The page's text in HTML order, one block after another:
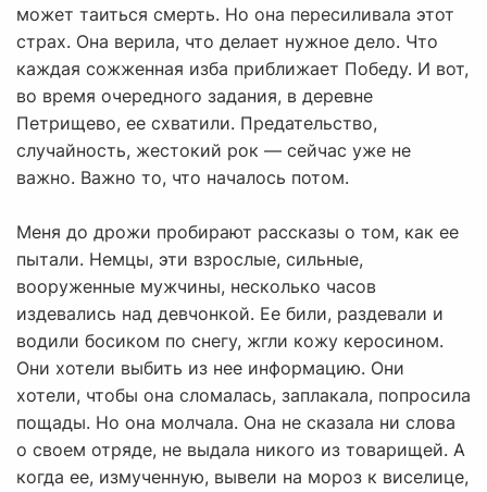
может таиться смерть. Но она пересиливала этот
страх. Она верила, что делает нужное дело. Что
каждая сожженная изба приближает Победу. И вот,
во время очередного задания, в деревне
Петрищево, ее схватили. Предательство,
случайность, жестокий рок — сейчас уже не
важно. Важно то, что началось потом.
Меня до дрожи пробирают рассказы о том, как ее
пытали. Немцы, эти взрослые, сильные,
вооруженные мужчины, несколько часов
издевались над девчонкой. Ее били, раздевали и
водили босиком по снегу, жгли кожу керосином.
Они хотели выбить из нее информацию. Они
хотели, чтобы она сломалась, заплакала, попросила
пощады. Но она молчала. Она не сказала ни слова
о своем отряде, не выдала никого из товарищей. А
когда ее, измученную, вывели на мороз к виселице,